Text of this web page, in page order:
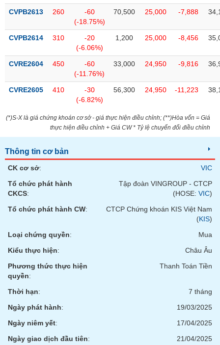
CVPB2613 260
-60
(-18.75%)
70,500 25,000 -7,888
CVPB2614 310
-20
(-6.06%)
1,200 25,000 -8,456
CVRE2604 450
-60
(-11.76%)
33,000 24,950 -9,816
CVRE2605 410
-30
(-6.82%)
56,300 24,950 -11,223
(*)S-X là giá chứng khoán cơ sở - giá thực hiện điều chỉnh; (**)Hòa vốn = Giá
thực hiện điều chỉnh + Giá CW * Tỷ lệ chuyển đổi điều chỉnh
Thông tin cơ bản
CK cơ sở:
VIC
Tổ chức phát hành
CKCS:
Tập đoàn VINGROUP - CTCP
(HOSE: VIC)
Tổ chức phát hành CW:
CTCP Chứng khoán KIS Việt Nam
(KIS)
Loại chứng quyền:
Mua
Kiểu thực hiện:
Châu Âu
Phương thức thực hiện
quyền:
Thanh Toán Tiền
Thời hạn:
7 tháng
Ngày phát hành:
19/03/2025
Ngày niêm yết:
17/04/2025
Ngày giao dịch đầu tiên: 21/04/2025
Truyền
thông
chính
liệu
chính